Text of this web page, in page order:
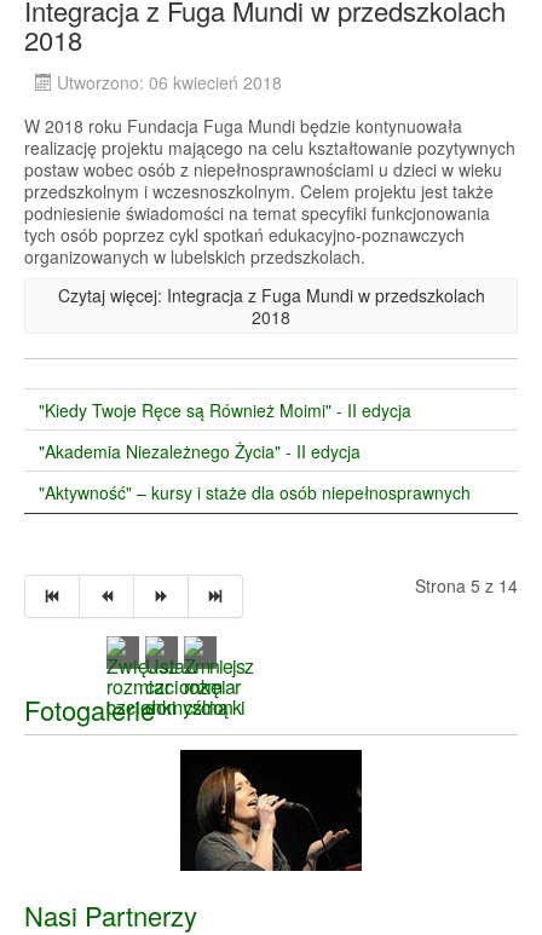
Integracja z Fuga Mundi w przedszkolach
2018
Utworzono: 06 kwiecień 2018
W 2018 roku Fundacja Fuga Mundi będzie kontynuowała
realizację projektu mającego na celu kształtowanie pozytywnych
postaw wobec osób z niepełnosprawnościami u dzieci w wieku
przedszkolnym i wczesnoszkolnym. Celem projektu jest także
podniesienie świadomości na temat specyfiki funkcjonowania
tych osób poprzez cykl spotkań edukacyjno-poznawczych
organizowanych w lubelskich przedszkolach.
Czytaj więcej: Integracja z Fuga Mundi w przedszkolach
2018
"Kiedy Twoje Ręce są Również Moimi" - II edycja
"Akademia Niezależnego Życia" - II edycja
"Aktywność" – kursy i staże dla osób niepełnosprawnych
Strona 5 z 14
Fotogalerie
Nasi Partnerzy